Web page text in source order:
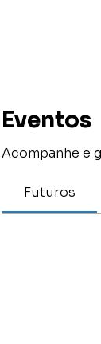
Eventos
Acompanhe e
Futuros